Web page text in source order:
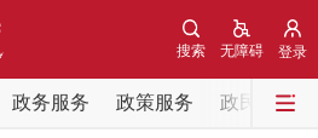
登录
无障碍
搜索
政务服务 政策服务 政民互动